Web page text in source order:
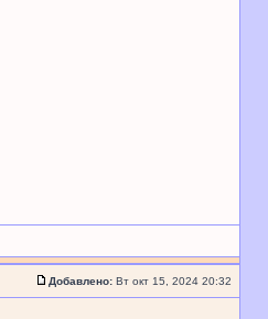
Добавлено: Вт окт 15, 2024 20:32